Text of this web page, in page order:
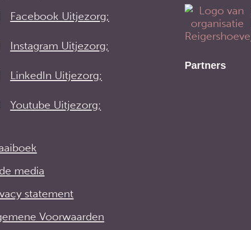
Facebook Uitjezorg;
Instagram Uitjezorg;
LinkedIn Uitjezorg;
Youtube Uitjezorg;
media
statement
Voorwaarden
Partners